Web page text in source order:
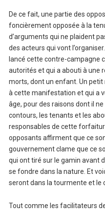
De ce fait, une partie des
foncièrement opposée à la
d’arguments qui ne plaident
des acteurs qui vont
lancé cette contre-campagne
autorités et qui a abouti à une
morts, dont un enfant. Un
à cette manifestation et qui a
âge, pour des raisons dont il
contours, les tenants et les
responsables de cette
opposants affirment que ce
gouvernement clame que ce
qui ont tiré sur le gamin avant
se fondre dans la nature. Et
seront dans la tourmente et le
Tout comme les facilitateurs